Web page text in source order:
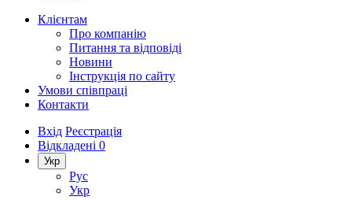
Клієнтам
Про компанію
Питання та відповіді
Новини
Інструкція по сайту
Умови співпраці
Контакти
Вхід Реєстрація
Відкладені 0
Укр
Рус
Укр